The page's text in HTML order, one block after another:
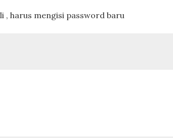
, harus mengisi password baru